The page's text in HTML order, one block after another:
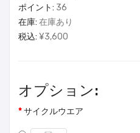
ポイント: 36
在庫: 在庫あり
税込: ¥3,600
オプション:
サイクルウエア